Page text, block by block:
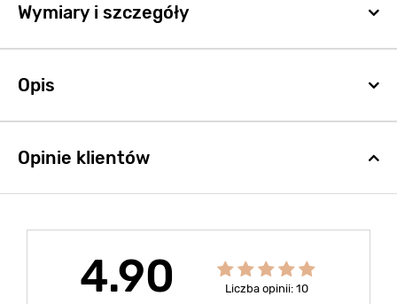
Wymiary i szczegóły
Opis
Opinie klientów
4.90 Liczba opinii: 10